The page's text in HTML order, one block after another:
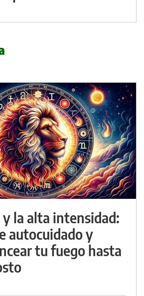
y la alta intensidad:
autocuidado y
tu fuego hasta